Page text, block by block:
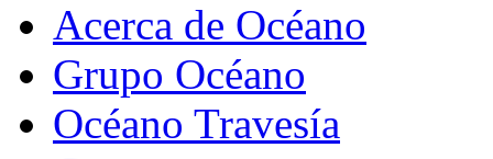
Acerca de Océano
Grupo Océano
Océano Travesía